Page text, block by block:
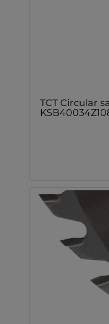
TCT Circular